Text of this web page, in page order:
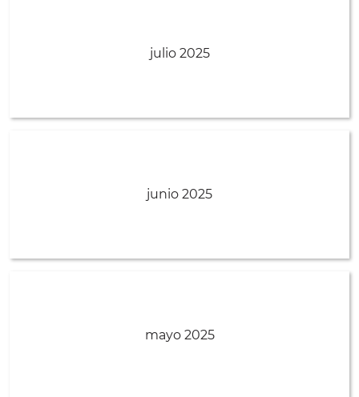
julio 2025
junio 2025
mayo 2025